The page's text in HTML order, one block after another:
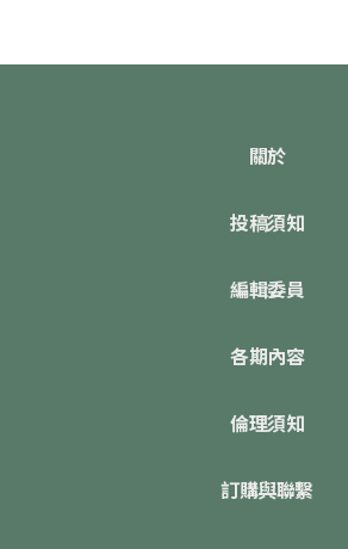
關於
投稿須知
編輯委員
各期內容
倫理須知
訂購與聯繫